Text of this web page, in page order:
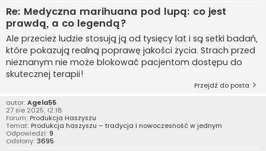
Re: Medyczna marihuana pod lupą: co jest
prawdą, a co legendą?
Ale przecież ludzie stosują ją od tysięcy lat i są setki badań,
które pokazują realną poprawę jakości życia. Strach przed
nieznanym nie może blokować pacjentom dostępu do
skutecznej terapii!
Przejdź do posta
autor: Agela55
27 sie 2025, 12:18
Forum: Produkcja Haszyszu
Temat: Produkcja haszyszu – tradycja i nowoczesność w jednym
Odpowiedzi: 9
Odsłony: 3695